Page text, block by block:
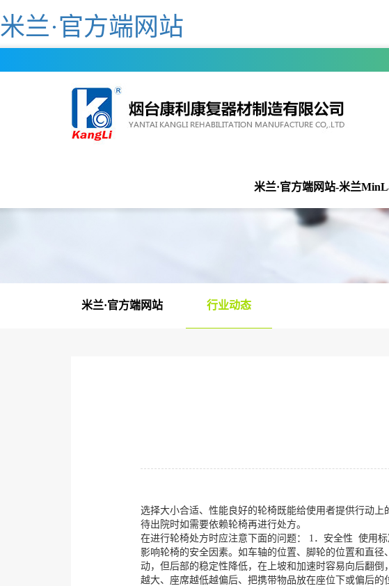
米兰·官方端网站
米兰·官方端网站-米兰
米兰·官方端网站 行业动态
选择大小合适、性能良好的轮椅既能给使用者提供行动
待出院时如需要依赖轮椅再进行处方。
在进行轮椅处方时应注意下面的问题： 1．安全性 使用
影响轮椅的安全因素。如车轴的位置、脚轮的位置和直
动，但后部的稳定性降低，在上坡和加速时容易向后翻
越大、座席越低越偏后、把携带物品放在座位下或偏后